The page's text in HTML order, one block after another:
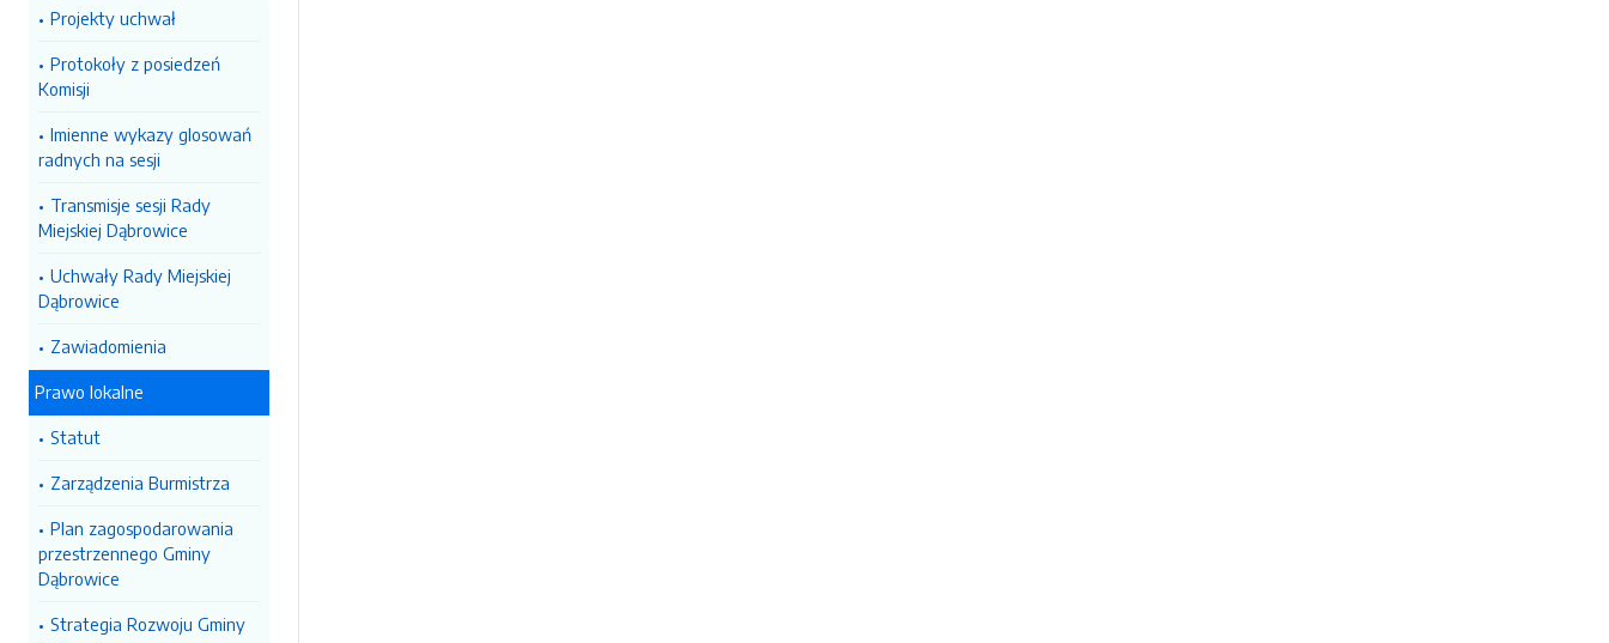
Projekty uchwał
Protokoły z posiedzeń
Komisji
Imienne wykazy glosowań
radnych na sesji
Transmisje sesji Rady
Miejskiej Dąbrowice
Uchwały Rady Miejskiej
Dąbrowice
Zawiadomienia
Prawo lokalne
Statut
Zarządzenia Burmistrza
Plan zagospodarowania
przestrzennego Gminy
Dąbrowice
Strategia Rozwoju Gminy